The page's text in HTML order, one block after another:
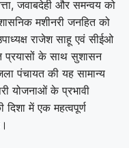
जवाबदेही और समन्वय को
मशीनरी जनहित को
राजेश साहू एवं सीईओ
प्रयासों के साथ सुशासन
पंचायत की यह सामान्य
योजनाओं के प्रभावी
में एक महत्वपूर्ण